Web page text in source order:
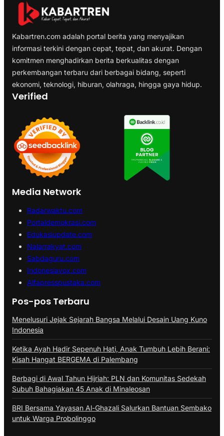
Kabartren.com adalah portal berita yang menyajikan
informasi terkini dengan cepat, tepat, dan akurat. Dengan
komitmen menghadirkan berita berkualitas dengan
perkembangan terbaru dari berbagai bidang, seperti
ekonomi, teknologi, hiburan, olahraga, hingga gaya hidup.
Verified
Media Network
Radarwaktu.com
Portaldemokrasi.com
Edukasiupdate.com
Nalarrakyat.com
Sabdaguru.com
Indonesiavox.com
Alfapresspustaka.com
Pos-pos Terbaru
Menelusuri Jejak Sejarah Bangsa Melalui Desain Uang Kuno
Indonesia
Ketika Ayah Hadir Sepenuh Hati, Anak Tumbuh Lebih Berani:
Kisah Hangat BERGEMA di Palembang
Berbagi di Awal Tahun Hijriah: PLN dan Komunitas Sedekah
Subuh Bahagiakan 45 Anak di Minaleosan
BRI Bersama Yayasan Al-Ghazali Salurkan Bantuan Sembako
untuk Warga Probolinggo